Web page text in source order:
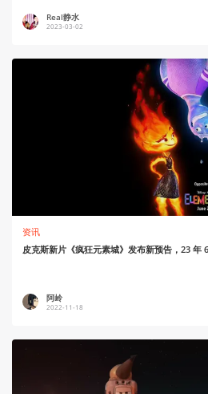
Real静水
2023-03-02
资讯
皮克斯新片《疯狂元素城》发布新预告，23 年
阿岭
2022-11-18